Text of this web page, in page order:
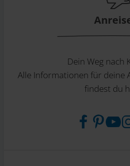
Dein Weg nach
Alle Informationen für deine
findest du